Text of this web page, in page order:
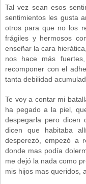
Tal vez sean esos
sentimientos les gusta
otros para que no los
frágiles y hermosos
enseñar la cara
nos hace más
recomponer con el
tanta debilidad
Te voy a contar mi
ha pegado a la piel,
despegarla pero dicen
dicen que habitaba
desperezó, empezó a
donde mas podía
me dejó la nada como
mis hijos mas queridos,